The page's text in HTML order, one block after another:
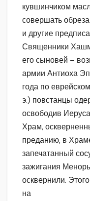
кувшинчиком
совершать
и другие
Священники
его сыновей –
армии Антиоха
года по
э.) повстанцы
освободив
Храм,
преданию, в
запечатанный
зажигания
осквернили.
на